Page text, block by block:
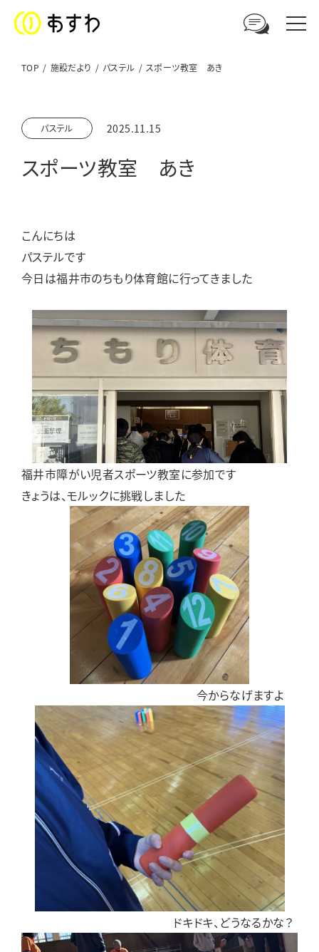
ご相談やお問い合わせはこちら
電話からのお問い合わせ
メールフォーム
TOP 施設だより パステル スポーツ教室 あき
パステル 2025.11.15
スポーツ教室 あき
こんにちは
パステルです
今日は福井市のちもり体育館に行ってきました
福井市障がい児者スポーツ教室に参加です
きょうは、モルックに挑戦しました
今からなげますよ
ドキドキ、どうなるかな？